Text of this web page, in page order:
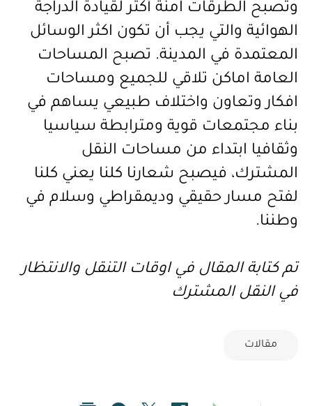
وتصبح الطرقات آمنة أكثر لقيادة الدراجة
الهوائية والتي يجب أن تكون اكثر الوسائل
المعتمدة في المدينة. تصبح المساحات
العامة اماكن تلاقي للجميع ومساحات
افكار وتعاون واختلاف طبيعي يساهم في
بناء مجتمعات قوية ومترابطة سياسيا
وثقافيا ابتداء من مساحات النقل
المشترك، فيصبح شعارنا كلنا يعني كلنا
لفتح مسار حقيقي وديمقراطي وسلام في
وطننا.
تم كتابة المقال في اوقات التنقل والانتظار
في النقل المشترك
مقالات